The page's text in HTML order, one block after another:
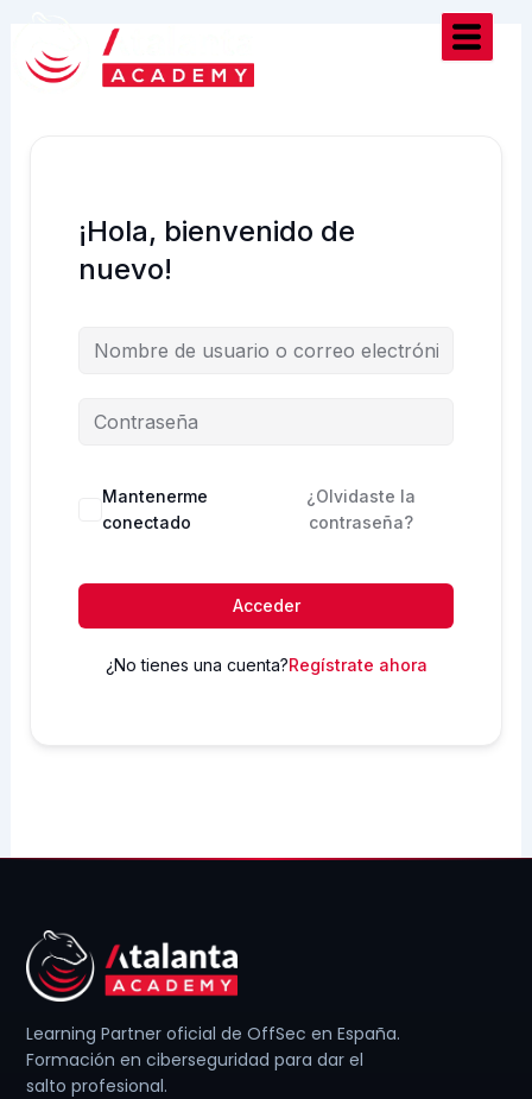
contenido
¡Hola, bienvenido de
nuevo!
Mantenerme
conectado
¿Olvidaste la
contraseña?
Acceder
¿No tienes una cuenta?Regístrate ahora
Learning Partner oficial de OffSec en España.
Formación en ciberseguridad para dar el
salto profesional.